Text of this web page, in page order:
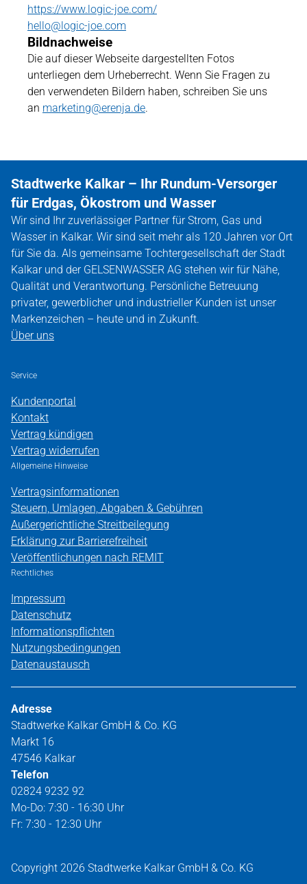
https://www.logic-joe.com/
hello@logic-joe.com
Bild­nachweise
Die auf dieser Webseite dargestellten Fotos
unterliegen dem Urheberrecht. Wenn Sie Fragen zu
den verwendeten Bildern haben, schreiben Sie uns
an marketing@erenja.de.
Stadtwerke Kalkar – Ihr Rundum-Versorger
für Erdgas, Ökostrom und Wasser
Wir sind Ihr zuverlässiger Partner für Strom, Gas und
Wasser in Kalkar. Wir sind seit mehr als 120 Jahren vor Ort
für Sie da. Als gemeinsame Tochtergesellschaft der Stadt
Kalkar und der GELSENWASSER AG stehen wir für Nähe,
Qualität und Verantwortung. Persönliche Betreuung
privater, gewerblicher und industrieller Kunden ist unser
Markenzeichen – heute und in Zukunft.
Über uns
Service
Kundenportal
Kontakt
Vertrag kündigen
Vertrag widerrufen
Allgemeine Hinweise
Vertragsinformationen
Steuern, Umlagen, Abgaben & Gebühren
Außergerichtliche Streitbeilegung
Erklärung zur Barrierefreiheit
Veröffentlichungen nach REMIT
Rechtliches
Impressum
Datenschutz
Informationspflichten
Nutzungsbedingungen
Datenaustausch
Adresse
Stadtwerke Kalkar GmbH & Co. KG
Markt 16
47546 Kalkar
Telefon
02824 9232 92
Mo-Do: 7:30 - 16:30 Uhr
Fr: 7:30 - 12:30 Uhr
Copyright 2026 Stadtwerke Kalkar GmbH & Co. KG